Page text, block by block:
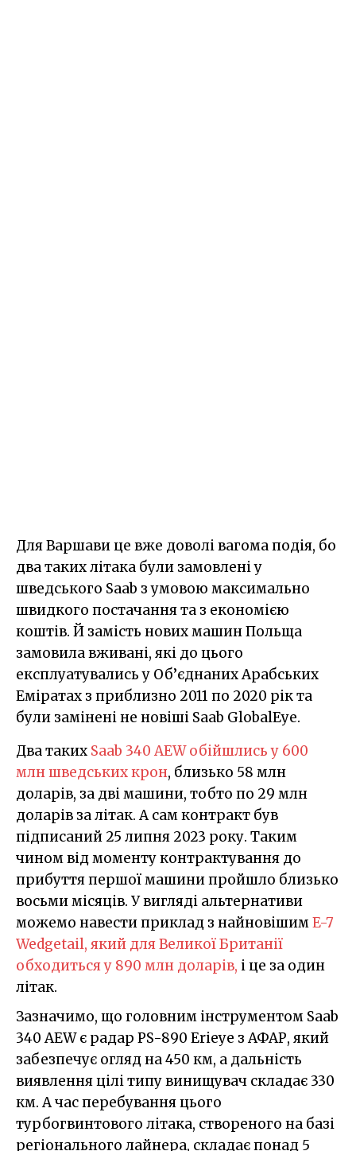
Для Варшави це вже доволі вагома подія, бо
два таких літака були замовлені у
шведського Saab з умовою максимально
швидкого постачання та з економією
коштів. Й замість нових машин Польща
замовила вживані, які до цього
експлуатувались у Об’єднаних Арабських
Еміратах з приблизно 2011 по 2020 рік та
були замінені не новіші Saab GlobalEye.
Два таких Saab 340 AEW обійшлись у 600
млн шведських крон, близько 58 млн
доларів, за дві машини, тобто по 29 млн
доларів за літак. А сам контракт був
підписаний 25 липня 2023 року. Таким
чином від моменту контрактування до
прибуття першої машини пройшло близько
восьми місяців. У вигляді альтернативи
можемо навести приклад з найновішимE-7
Wedgetail, який для Великої Британії
обходиться у 890 млн доларів, і це за один
літак.
Зазначимо, що головним інструментом Saab
340 AEW є радар PS-890 Erieye з АФАР, який
забезпечує огляд на 450 км, а дальність
виявлення цілі типу винищувач складає 330
км. А час перебування цього
турбогвинтового літака, створеного на базі
регіонального лайнера, складає понад 5